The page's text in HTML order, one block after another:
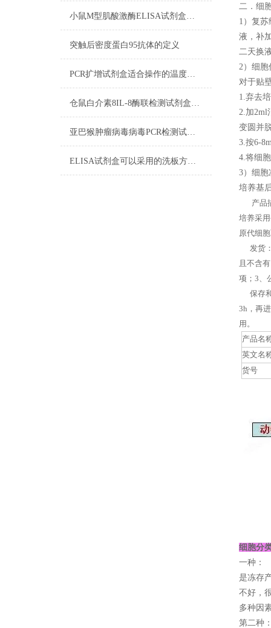
小鼠M型肌酸激酶ELISA试剂盒操作步骤
突触后密度蛋白95抗体的定义
PCR扩增试剂盒适合操作的温度范围
仓鼠白介素8IL-8酶联检测试剂盒操作步骤
亚巴猴肿瘤病毒病毒PCR检测试剂盒实验操作步骤
ELISA试剂盒可以采用的洗板方法有哪些？
二．细
1）复
液，补
二天换
2）细胞
对于贴
1.弃去
2.加2ml
变圆并
3.按6-
4.将细
3）细胞
培养基
产品描
培养采
原代细
发货：
且不含
项；3、
保存和
3h，再
用。
产品名
英文名
货号
细胞分
一种：
是冻存
不好，
多种因
第二种